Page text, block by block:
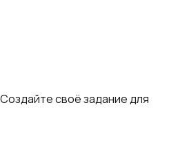
своё задание для